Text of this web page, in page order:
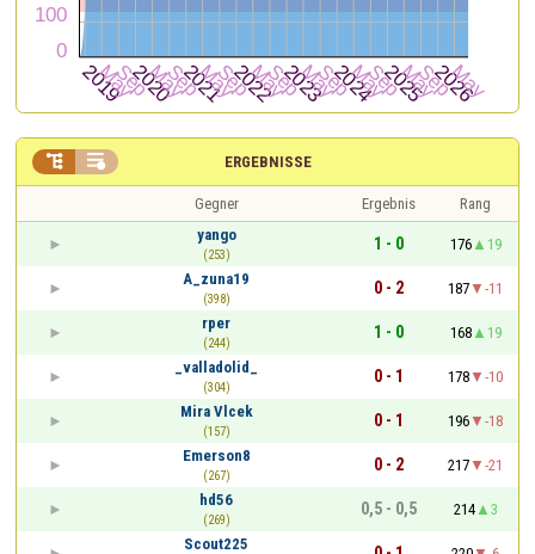
ERGEBNISSE
 
Gegner Ergebnis
Rang
yango
(253)
1 - 0 176
19
A_zuna19
(398)
0 - 2 187
-11
rper
(244)
1 - 0 168
19
_valladolid_
(304)
0 - 1 178
-10
Mira Vlcek
(157)
0 - 1 196
-18
Emerson8
(267)
0 - 2 217
-21
hd56
(269)
0,5 - 0,5 214
3
Scout225